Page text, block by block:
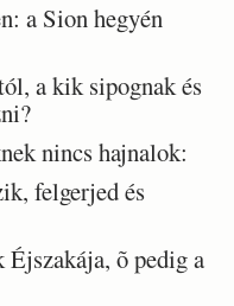
a Sion hegyén
a kik sipognak és
nincs hajnalok:
felgerjed és
Éjszakája, õ pedig a